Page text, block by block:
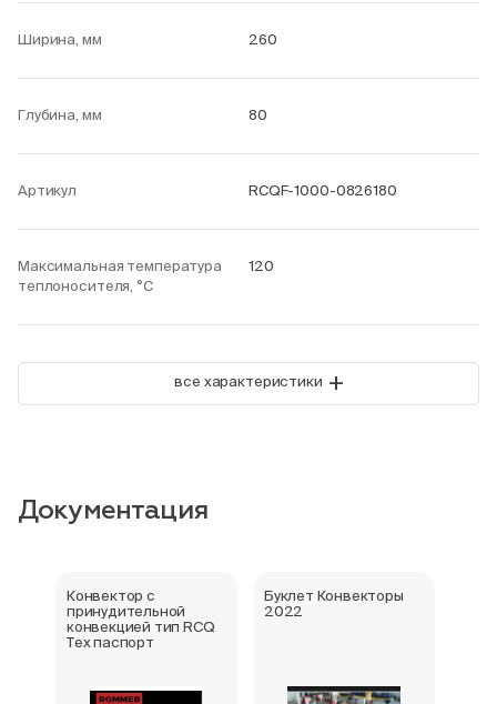
Ширина, мм 260
Глубина, мм 80
Артикул RCQF-1000-0826180
Максимальная температура
теплоносителя, °С
120
все характеристики +
Документация
Конвектор с
принудительной
конвекцией тип RCQ
Тех паспорт
Буклет Конвекторы
2022